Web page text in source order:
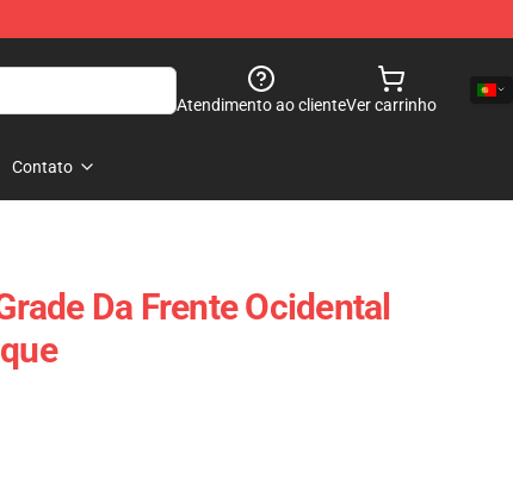
Atendimento ao clienteVer carrinho
Contato
Da Frente Ocidental